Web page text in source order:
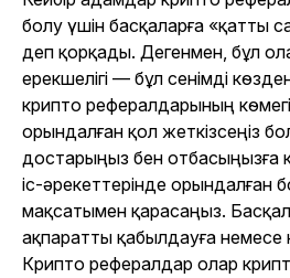
болу үшін басқаларға «қатты
деп қорқады. Дегенмен, бұл
ерекшелігі — бұл сенімді
крипто рефералдарының
орындалған қол жеткізсеңіз
достарыңыз бен отбасыңызға
іс-әрекеттерінде орындалған
мақсатымен қарасаңыз.
ақпаратты қабылдауға немесе
Крипто рефералдар олар